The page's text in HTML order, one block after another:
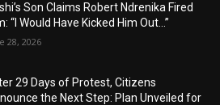
Son Claims Robert Ndrenika Fired
“I Would Have Kicked Him Out…”
28, 2026
29 Days of Protest, Citizens
the Next Step: Plan Unveiled for